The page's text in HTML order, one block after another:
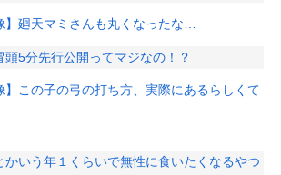
】廻天マミさんも丸くなったな…
頭5分先行公開ってマジなの！？
】この子の弓の打ち方、実際にあるらしくて
かいう年１くらいで無性に食いたくなるやつ